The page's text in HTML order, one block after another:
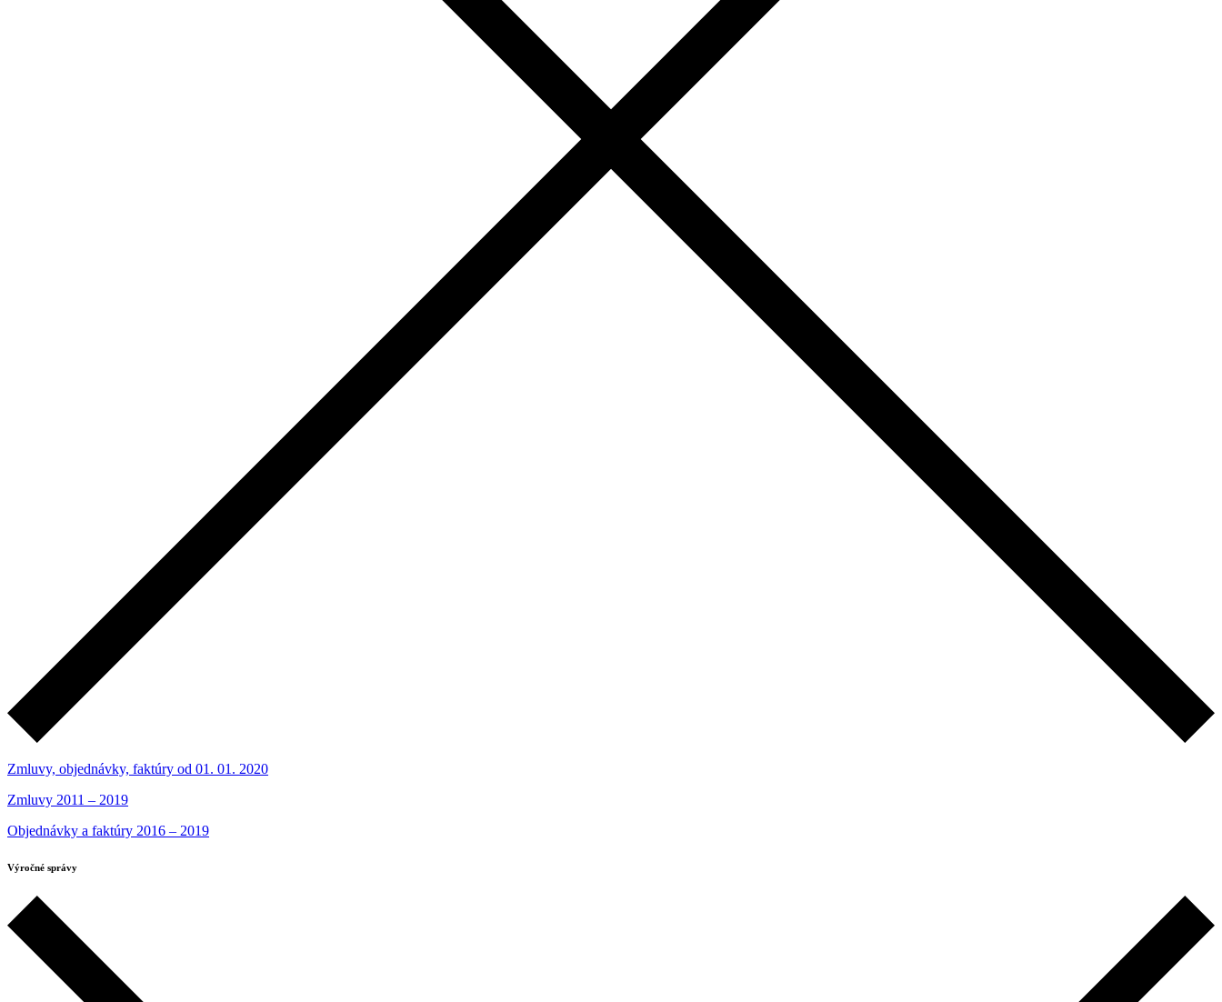
Zmluvy, objednávky, faktúry od 01. 01. 2020
Zmluvy 2011 – 2019
Objednávky a faktúry 2016 – 2019
Výročné správy